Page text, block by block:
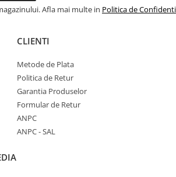
Afla mai multe in Politica de
CLIENTI
Metode de Plata
Politica de Retur
Garantia Produselor
Formular de Retur
ANPC
ANPC - SAL